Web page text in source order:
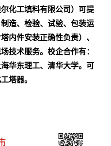
化工填料有限公司）可提
造、检验、试验、包装运
内件安装正确性负责）、
技术服务。 校企合作有：
华东理工、清华大学。可
塔器。